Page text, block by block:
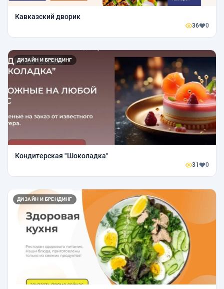
Кавказский дворик
36 0
ДИЗАЙН И БРЕНДИНГ
Кондитерская "Шоколадка"
31 0
ДИЗАЙН И БРЕНДИНГ